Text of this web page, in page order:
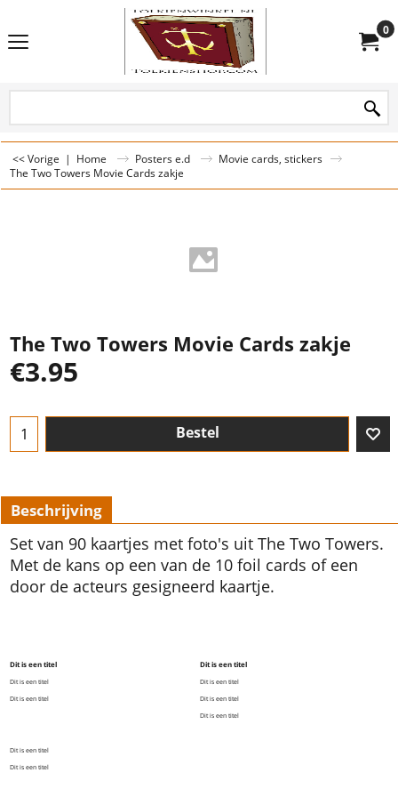
0
<< Vorige | Home Posters e.d
Movie cards, stickers
The Two Towers Movie Cards zakje
The Two Towers Movie Cards zakje
€3.95
Bestel
Beschrijving
Set van 90 kaartjes met foto's uit The Two Towers.
Met de kans op een van de 10 foil cards of een
door de acteurs gesigneerd kaartje.
Dit is een titel
Dit is een titel
Dit is een titel
Dit is een titel
Dit is een titel
Dit is een titel
Dit is een titel
Dit is een titel
Dit is een titel